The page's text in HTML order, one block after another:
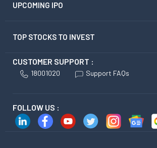
UPCOMING IPO
TOP STOCKS TO INVEST
CUSTOMER SUPPORT :
18001020 Support FAQs
FOLLOW US :